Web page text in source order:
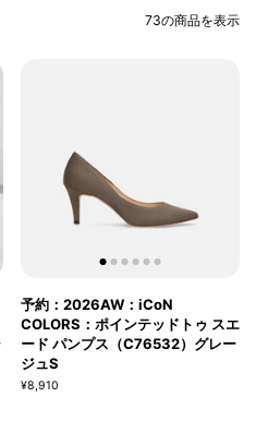
73の商品を表示
予約：2026AW：iCoN
COLORS：ポインテッドトゥ スエ
ード パンプス（C76532）グレー
ジュS
¥8,910